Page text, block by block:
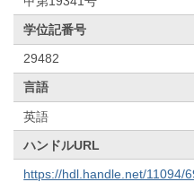
学位記番号
29482
言語
英語
ハンドルURL
https://hdl.handle.net/11094/